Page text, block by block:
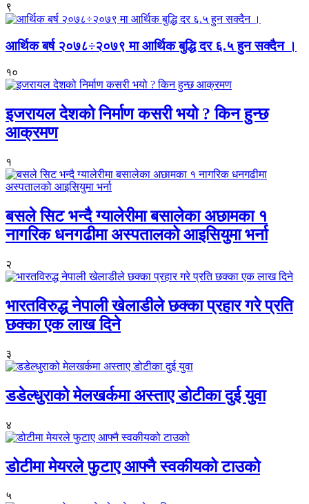
९
आर्थिक बर्ष २०७८÷२०७९ मा आर्थिक बुद्धि दर ६.५ हुन सक्दैन ।
१०
इजरायल देशको निर्माण कसरी भयो ? किन हुन्छ
आक्रमण
१
बसले सिट भन्दै ग्यालेरीमा बसालेका अछामका १
नागरिक धनगढीमा अस्पतालको आइसियुमा भर्ना
२
भारतविरुद्ध नेपाली खेलाडीले छक्का प्रहार गरे प्रति
छक्का एक लाख दिने
३
डडेल्धुराको मेलखर्कमा अस्ताए डोटीका दुई युवा
४
डोटीमा मेयरले फुटाए आफ्नै स्वकीयको टाउको
५